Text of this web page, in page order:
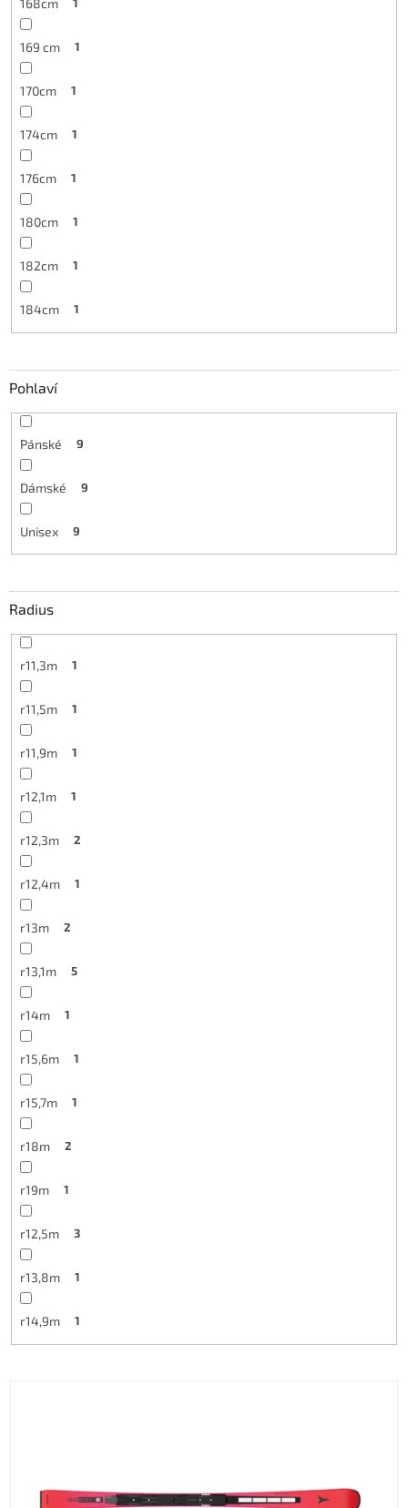
168cm 1
169 cm 1
170cm 1
174cm 1
176cm 1
180cm 1
182cm 1
184cm 1
Pohlaví
Pánské 9
Dámské 9
Unisex 9
Radius
r11,3m 1
r11,5m 1
r11,9m 1
r12,1m 1
r12,3m 2
r12,4m 1
r13m 2
r13,1m 5
r14m 1
r15,6m 1
r15,7m 1
r18m 2
r19m 1
r12,5m 3
r13,8m 1
r14,9m 1